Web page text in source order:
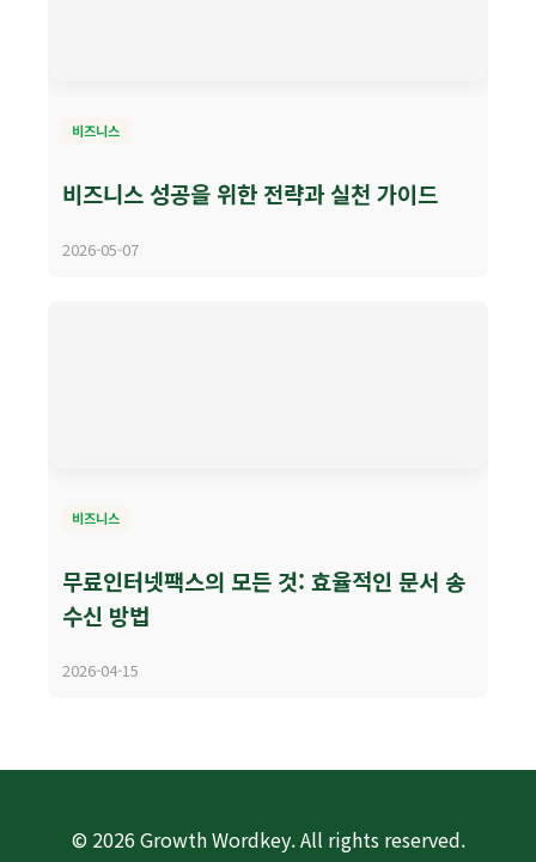
비즈니스
비즈니스 성공을 위한 전략과 실천 가이드
2026-05-07
비즈니스
무료인터넷팩스의 모든 것: 효율적인 문서 송
수신 방법
2026-04-15
© 2026 Growth Wordkey. All rights reserved.